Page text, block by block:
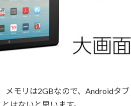
メモリは2GBなので、Androidタブ
はないと思います。